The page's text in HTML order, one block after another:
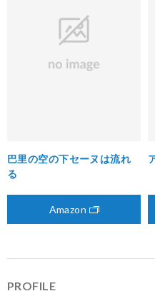
巴里の空の下セーヌは流れ
る
Amazon
PROFILE